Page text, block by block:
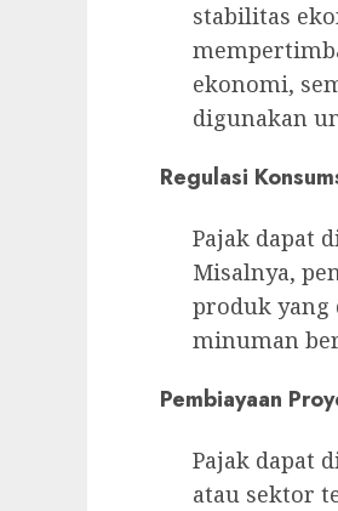
stabilitas
ekonomi,
digunakan
Regulasi
Pajak dapat
Misalnya,
produk yang
minuman
Pembiayaan
Pajak dapat
atau sektor